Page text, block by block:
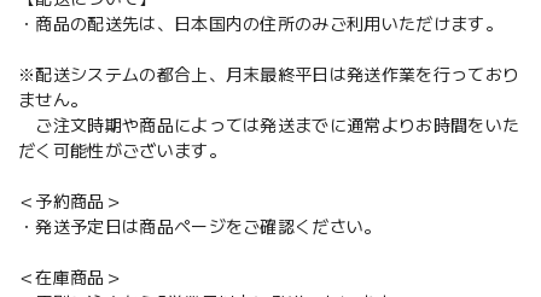
・商品の配送先は、日本国内の住所のみご利用いただけます。
※配送システムの都合上、月末最終平日は発送作業を行っており
ません。
ご注文時期や商品によっては発送までに通常よりお時間をいた
だく可能性がございます。
＜予約商品＞
・発送予定日は商品ページをご確認ください。
＜在庫商品＞